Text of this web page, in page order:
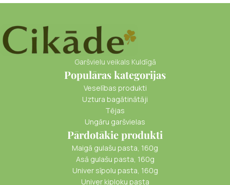
Garšvielu veikals Kuldīgā
Populāras kategorijas
Veselības produkti
Uztura bagātinātāji
Tējas
Ungāru garšvielas
Pārdotākie produkti
Maigā gulašu pasta, 160g
Asā gulašu pasta, 160g
Univer sīpolu pasta, 160g
Univer ķiploku pasta